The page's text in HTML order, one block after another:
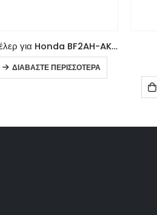
Ιμπέλερ για Honda BF2AH-AK-AM, BF20F
ΔΙΑΒΆΣΤΕ ΠΕΡΙΣΣΌΤΕΡΑ